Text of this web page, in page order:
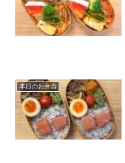
本日のお弁当